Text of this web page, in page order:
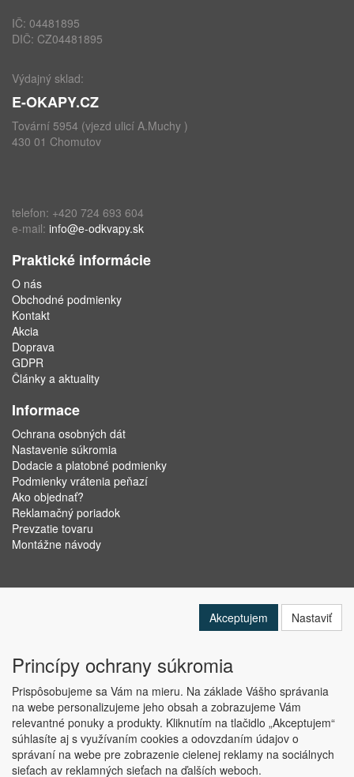
IČ: 04481895
DIČ: CZ04481895
Výdajný sklad:
E-OKAPY.CZ
Tovární 5954 (vjezd ulicí A.Muchy )
430 01 Chomutov
telefon: +420 724 693 604
e-mail: info@e-odkvapy.sk
Praktické informácie
O nás
Obchodné podmienky
Kontakt
Akcia
Doprava
GDPR
Články a aktuality
Informace
Ochrana osobných dát
Nastavenie súkromia
Dodacie a platobné podmienky
Podmienky vrátenia peňazí
Ako objednať?
Reklamačný poriadok
Prevzatie tovaru
Montážne návody
Copyright © ABRA Software a.s. 2019
Akceptujem Nastaviť
Princípy ochrany súkromia
Prispôsobujeme sa Vám na mieru. Na základe Vášho správania
na webe personalizujeme jeho obsah a zobrazujeme Vám
relevantné ponuky a produkty. Kliknutím na tlačidlo „Akceptujem“
súhlasíte aj s využívaním cookies a odovzdaním údajov o
správaní na webe pre zobrazenie cielenej reklamy na sociálnych
sieťach av reklamných sieťach na ďalších weboch.